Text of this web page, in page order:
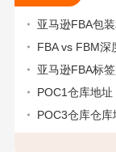
亚马逊FBA包
FBA vs FBM深度
亚马逊FBA标签
POC1仓库地
POC3仓库仓库